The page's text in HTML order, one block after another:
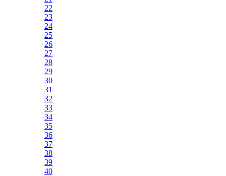
22
23
24
25
26
27
28
29
30
31
32
33
34
35
36
37
38
39
40